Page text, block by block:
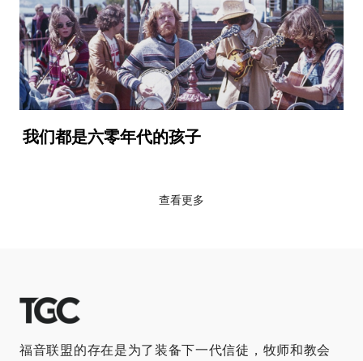
我们都是六零年代的孩子
查看更多
福音联盟的存在是为了装备下一代信徒，牧师和教会